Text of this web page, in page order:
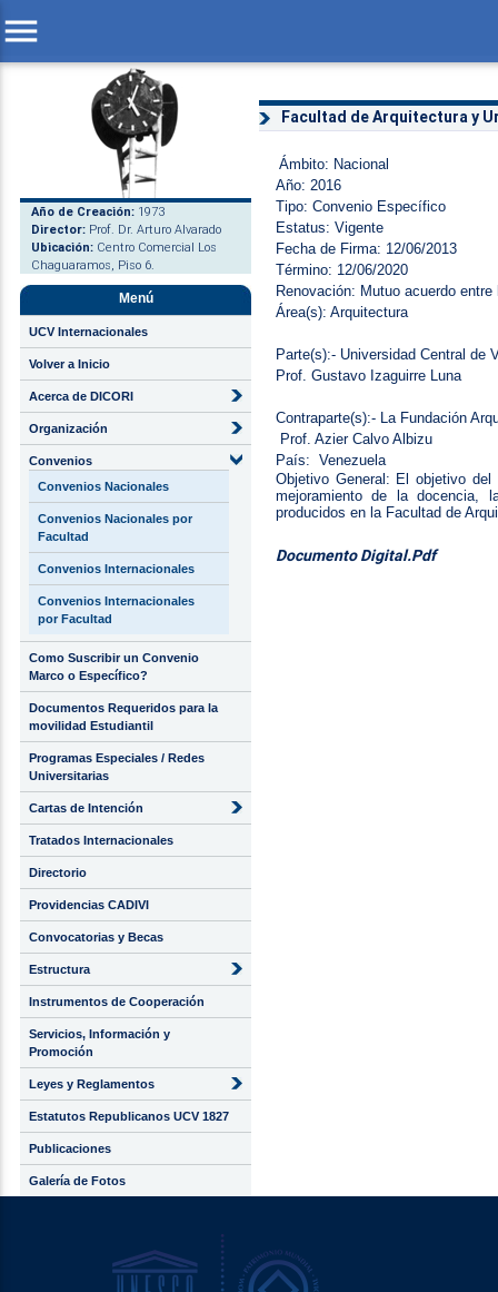
menu
Año de Creación: 1973
Director: Prof. Dr. Arturo Alvarado
Ubicación: Centro Comercial Los
Chaguaramos, Piso 6.
Menú
UCV Internacionales
Volver a Inicio
Acerca de DICORI
Organización
Convenios
Convenios Nacionales
Convenios Nacionales por
Facultad
Convenios Internacionales
Convenios Internacionales
por Facultad
Como Suscribir un Convenio
Marco o Específico?
Documentos Requeridos para la
movilidad Estudiantil
Programas Especiales / Redes
Universitarias
Cartas de Intención
Tratados Internacionales
Directorio
Providencias CADIVI
Convocatorias y Becas
Estructura
Instrumentos de Cooperación
Servicios, Información y
Promoción
Leyes y Reglamentos
Estatutos Republicanos UCV 1827
Publicaciones
Galería de Fotos
Facultad de Arquitectura y
Ámbito: Nacional
Año: 2016
Tipo: Convenio Específico
Estatus: Vigente
Fecha de Firma: 12/06/2013
Término: 12/06/2020
Renovación: Mutuo acuerdo entre
Área(s): Arquitectura
Parte(s):- Universidad Central de
Prof. Gustavo Izaguirre Luna
Contraparte(s):- La Fundación
Prof. Azier Calvo Albizu
País: Venezuela
Objetivo General: El objetivo
mejoramiento de la docencia,
producidos en la Facultad de
Documento Digital.Pdf